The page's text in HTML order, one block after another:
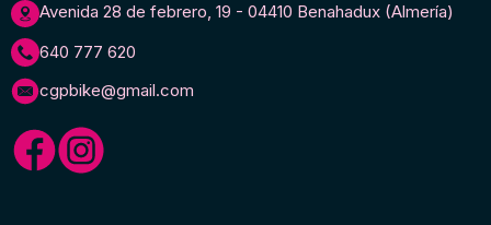
Avenida 28 de febrero, 19 - 04410 Benahadux (Almería)
640 777 620
cgpbike@gmail.com